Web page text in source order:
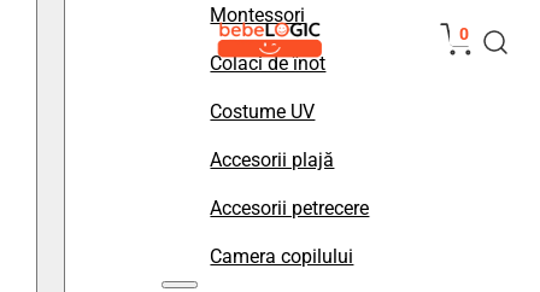
Montessori
Colaci de înot
Costume UV
Accesorii plajă
Accesorii petrecere
Camera copilului
0